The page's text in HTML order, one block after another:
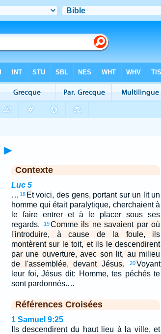
►
Contexte
Luc 5
… 18 Et voici, des gens, portant sur un lit un
homme qui était paralytique, cherchaient à
le faire entrer et à le placer sous ses
regards.
19 Comme ils ne savaient par où
l'introduire, à cause de la foule, ils
montèrent sur le toit, et ils le descendirent
par une ouverture, avec son lit, au milieu
de l'assemblée, devant Jésus.
20 Voyant
leur foi, Jésus dit: Homme, tes péchés te
sont pardonnés.…
Références Croisées
1 Samuel 9:25
Ils descendirent du haut lieu à la ville, et